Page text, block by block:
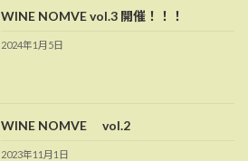
WINE NOMVE vol.3 開催！！！
2024年1月5日
WINE NOMVE vol.2
2023年11月1日